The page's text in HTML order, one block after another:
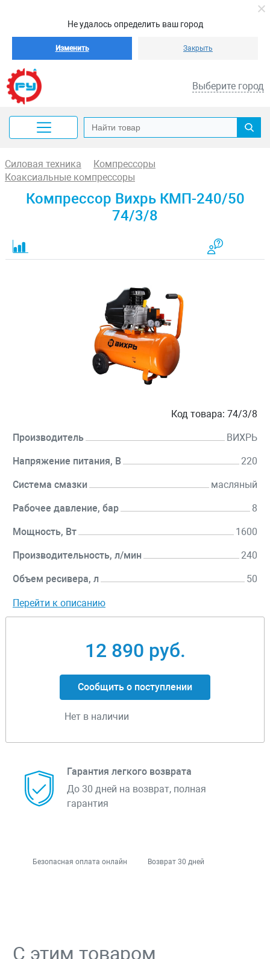
Не удалось определить ваш город
Изменить Закрыть
Выберите город
Силовая техника
Компрессоры
Коаксиальные компрессоры
Компрессор Вихрь КМП-240/50
74/3/8
Код товара: 74/3/8
Производитель ВИХРЬ
Напряжение питания, В 220
Система смазки масляный
Рабочее давление, бар 8
Мощность, Вт 1600
Производительность, л/мин 240
Объем ресивера, л 50
Перейти к описанию
12 890 руб.
Сообщить о поступлении
Нет в наличии
Гарантия легкого возврата
До 30 дней на возврат, полная
гарантия
Безопасная оплата онлайн Возврат 30 дней
С этим товаром